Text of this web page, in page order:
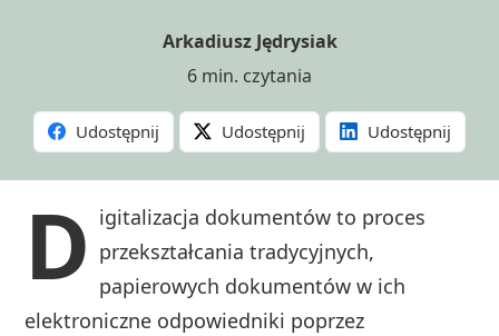
Arkadiusz Jędrysiak
6 min. czytania
Udostępnij Udostępnij Udostępnij
D igitalizacja dokumentów to proces
przekształcania tradycyjnych,
papierowych dokumentów w ich
elektroniczne odpowiedniki poprzez